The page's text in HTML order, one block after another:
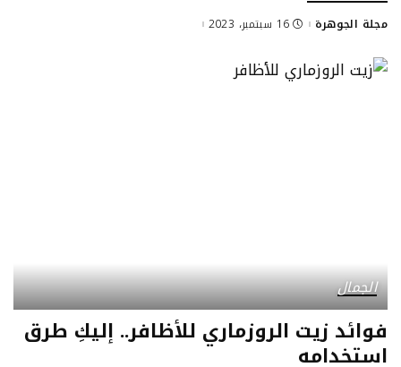
Posted
مجلة الجوهرة 16 سبتمبر، 2023
الجمال
فوائد زيت الروزماري للأظافر.. إليكِ طرق
استخدامه